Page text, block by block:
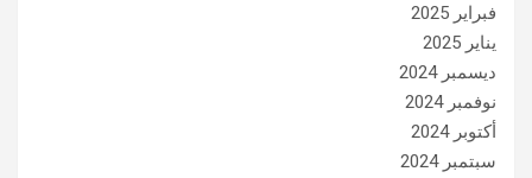
فبراير 2025
يناير 2025
ديسمبر 2024
نوفمبر 2024
أكتوبر 2024
سبتمبر 2024